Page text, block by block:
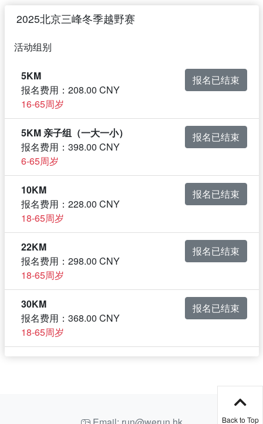
2025北京三峰冬季越野赛
活动组别
5KM
报名费用：208.00 CNY
16-65周岁
报名已结束
5KM 亲子组（一大一小）
报名费用：398.00 CNY
6-65周岁
报名已结束
10KM
报名费用：228.00 CNY
18-65周岁
报名已结束
22KM
报名费用：298.00 CNY
18-65周岁
报名已结束
30KM
报名费用：368.00 CNY
18-65周岁
报名已结束
Back to Top